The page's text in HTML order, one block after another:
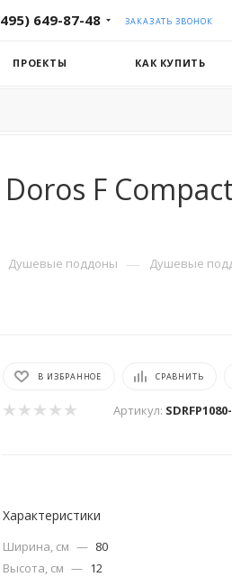
649-87-48 ЗАКАЗАТЬ ЗВОНОК
ПРОЕКТЫ КАК КУПИТЬ
F
Душевые поддоны — Душевые
В ИЗБРАННОЕ СРАВНИТЬ
Артикул:
Характеристики
Ширина, см — 80
Высота, см — 12